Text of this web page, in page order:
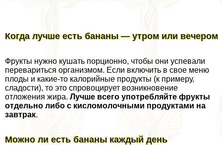
Когда лучше есть бананы — утром или вечером
Фрукты нужно кушать порционно, чтобы они успевали
перевариться организмом. Если включить в свое меню
плоды и какие-то калорийные продукты (к примеру,
сладости), то это спровоцирует возникновение
отложения жира. Лучше всего употрeбляйте фрукты
отдельно либо с кисломолочными продуктами на
завтpaк.
Можно ли есть бананы каждый день